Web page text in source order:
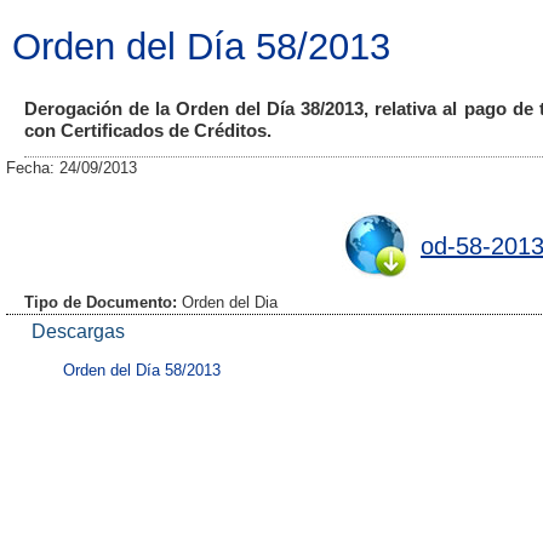
Orden del Día 58/2013
Derogación de la Orden del Día 38/2013, relativa al pago
con Certificados de Créditos.
Fecha: 24/09/2013
od-58-
Tipo de Documento: Orden del Dia
Descargas
Orden del Día 58/2013